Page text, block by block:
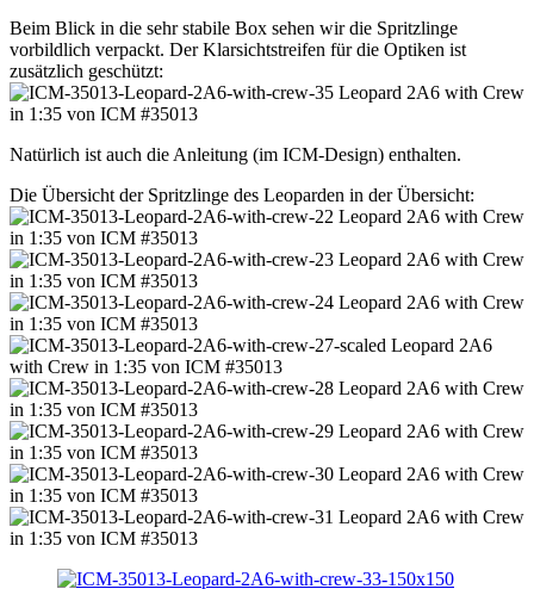
Beim Blick in die sehr stabile Box sehen wir die Spritzlinge
vorbildlich verpackt. Der Klarsichtstreifen für die Optiken ist
zusätzlich geschützt:
Natürlich ist auch die Anleitung (im ICM-Design) enthalten.
Die Übersicht der Spritzlinge des Leoparden in der Übersicht: